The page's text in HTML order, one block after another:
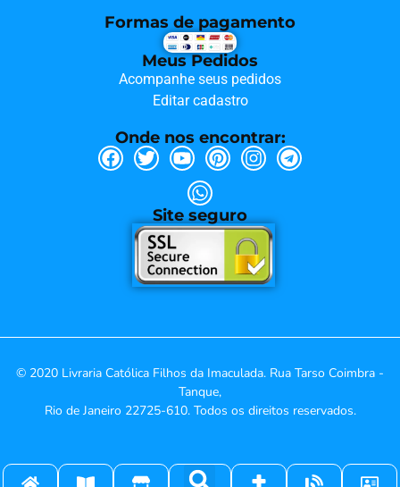
Formas de pagamento
Meus Pedidos
Acompanhe seus pedidos
Editar cadastro
Onde nos encontrar:
Site seguro
© 2020 Livraria Católica Filhos da Imaculada. Rua Tarso Coimbra -
Tanque,
Rio de Janeiro 22725-610. Todos os direitos reservados.